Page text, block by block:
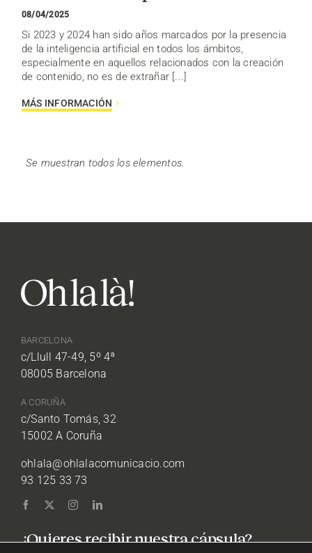
08/04/2025
Si 2023 y 2024 han sido años marcados por la presencia
de la inteligencia artificial en todos los ámbitos,
especialmente en aquellos relacionados con la creación
de contenido, no es de extrañar [...]
MÁS INFORMACIÓN
08005 Barcelona
A CORUÑA
15002 A Coruña
ohlala@ohlalacomunicacio.com
¿Quieres recibir nuestra cápsula?